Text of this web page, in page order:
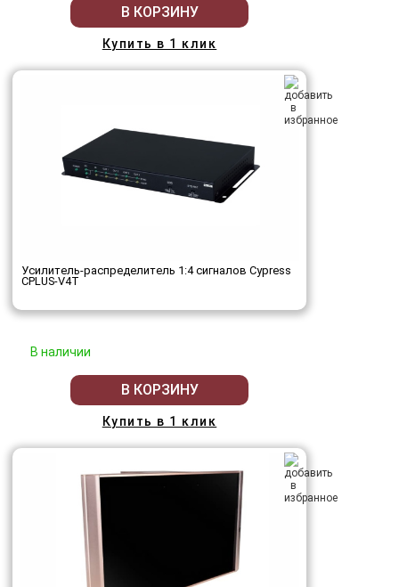
В КОРЗИНУ
Купить в 1 клик
Усилитель-распределитель 1:4 сигналов Cypress
CPLUS-V4T
В наличии
В КОРЗИНУ
Купить в 1 клик